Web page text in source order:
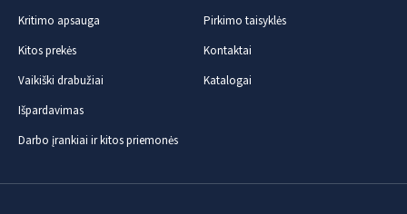
Kritimo apsauga
Kitos prekės
Vaikiški drabužiai
Išpardavimas
Darbo įrankiai ir kitos priemonės
Pirkimo taisyklės
Kontaktai
Katalogai